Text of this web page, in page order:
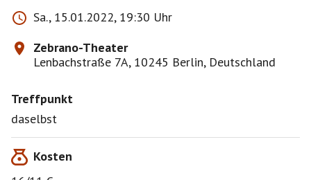
Erwin Grosche hat die Glanzstücke und
Lieblingsszenen aus über vierzig Jahren
Kabarettgeschichte ausgepackt. Das ultimative Best-
neuen Programm sein Publikum. Vom
Alleralltäglichsten bis zum Ungeheuren, ja
Warmduscherreport Vol. 4 oft nur ein ganz kleiner
Schritt. Aus verblüffenden Assoziationen, Albernheiten,
skurriler Poesie unter einer dicken Ladung
Sa., 15.01.2022, 19:30 Uhr
Zebrano-Theater
Lenbachstraße 7A, 10245 Berlin, Deutschland
Treffpunkt
daselbst
Kosten